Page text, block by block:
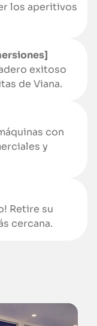
los aperitivos
exitoso
de Viana.
con
y
Retire su
cercana.